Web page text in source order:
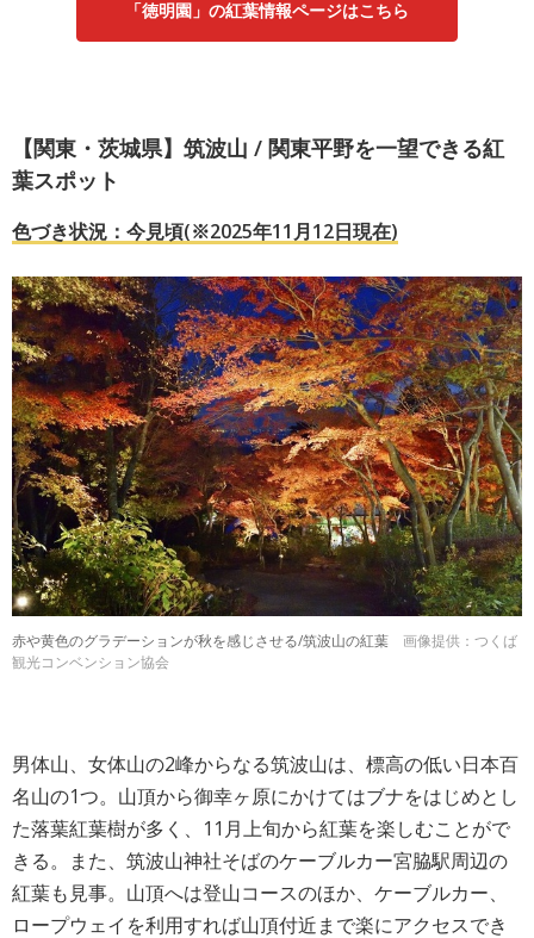
「徳明園」の紅葉情報ページはこちら
【関東・茨城県】筑波山 / 関東平野を一望できる紅
葉スポット
色づき状況：今見頃(※2025年11月12日現在)
赤や黄色のグラデーションが秋を感じさせる/筑波山の紅葉
画像提供：つくば
観光コンベンション協会
男体山、女体山の2峰からなる筑波山は、標高の低い日本百
名山の1つ。山頂から御幸ヶ原にかけてはブナをはじめとし
た落葉紅葉樹が多く、11月上旬から紅葉を楽しむことがで
きる。また、筑波山神社そばのケーブルカー宮脇駅周辺の
紅葉も見事。山頂へは登山コースのほか、ケーブルカー、
ロープウェイを利用すれば山頂付近まで楽にアクセスでき